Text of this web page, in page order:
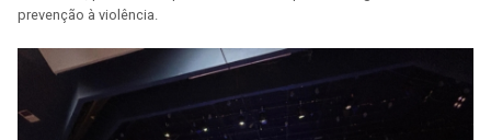
prevenção à violência.